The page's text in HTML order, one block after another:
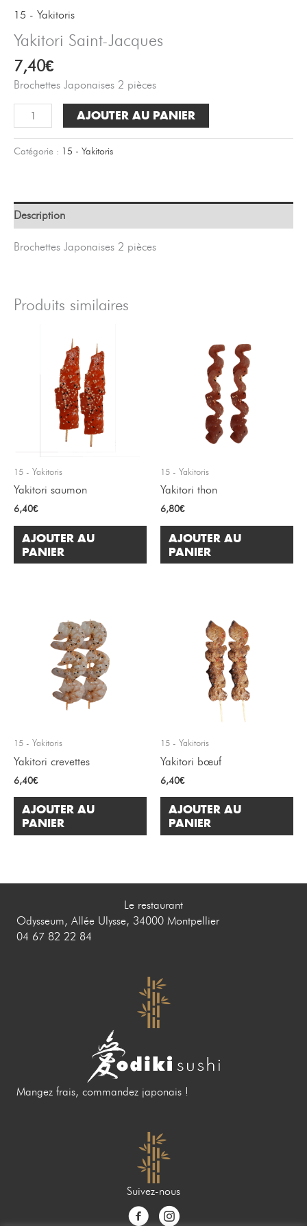
15 - Yakitoris
Yakitori Saint-Jacques
7,40€
Brochettes Japonaises 2 pièces
quantité
de
Yakitori
Saint-
AJOUTER AU PANIER
Catégorie : 15 - Yakitoris
Description
Brochettes Japonaises 2 pièces
Produits similaires
15 - Yakitoris
Yakitori saumon
6,40€
AJOUTER AU
PANIER
15 - Yakitoris
Yakitori thon
6,80€
AJOUTER AU
PANIER
15 - Yakitoris
Yakitori crevettes
6,40€
AJOUTER AU
PANIER
15 - Yakitoris
Yakitori bœuf
6,40€
AJOUTER AU
PANIER
Le restaurant
Odysseum, Allée Ulysse, 34000 Montpellier
04 67 82 22 84
Mangez frais, commandez japonais !
Suivez-nous